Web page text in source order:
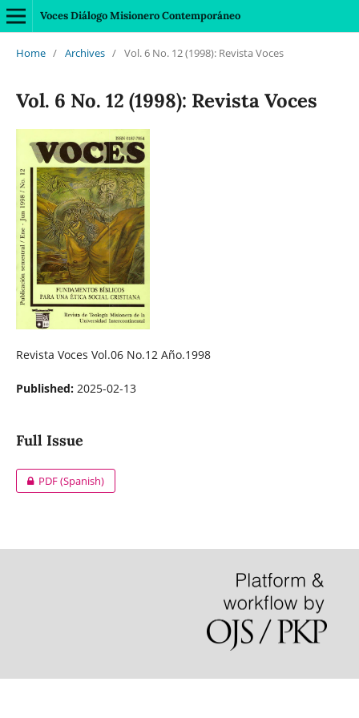
Voces Diálogo Misionero Contemporáneo
Home / Archives / Vol. 6 No. 12 (1998): Revista Voces
Vol. 6 No. 12 (1998): Revista Voces
Revista Voces Vol.06 No.12 Año.1998
Published: 2025-02-13
Full Issue
PDF (Spanish)